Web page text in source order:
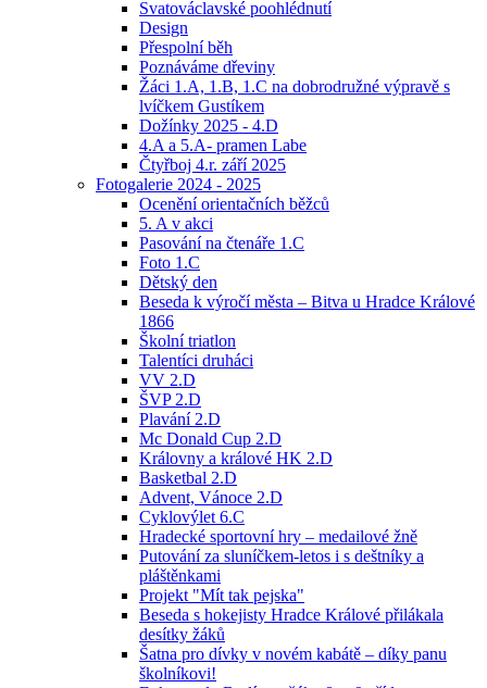
Svatováclavské poohlédnutí
Design
Přespolní běh
Poznáváme dřeviny
Žáci 1.A, 1.B, 1.C na dobrodružné výpravě s
lvíčkem Gustíkem
Dožínky 2025 - 4.D
4.A a 5.A- pramen Labe
Čtyřboj 4.r. září 2025
Fotogalerie 2024 - 2025
Ocenění orientačních běžců
5. A v akci
Pasování na čtenáře 1.C
Foto 1.C
Dětský den
Beseda k výročí města – Bitva u Hradce Králové
1866
Školní triatlon
Talentíci druháci
VV 2.D
ŠVP 2.D
Plavání 2.D
Mc Donald Cup 2.D
Královny a králové HK 2.D
Basketbal 2.D
Advent, Vánoce 2.D
Cyklovýlet 6.C
Hradecké sportovní hry – medailové žně
Putování za sluníčkem-letos i s deštníky a
pláštěnkami
Projekt "Mít tak pejska"
Beseda s hokejisty Hradce Králové přilákala
desítky žáků
Šatna pro dívky v novém kabátě – díky panu
školníkovi!